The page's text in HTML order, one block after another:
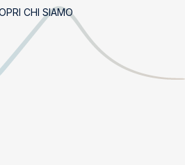
CHI SIAMO